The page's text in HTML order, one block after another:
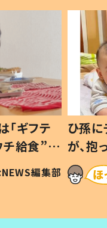
「ギフテ
給食”を
令和の親
NEWS編集部
ひ孫
が、
「涙が
い」